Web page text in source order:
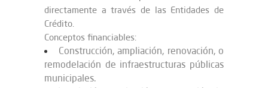
directamente a través de las Entidades de
Crédito.
Conceptos financiables:
Construcción, ampliación, renovación, o
remodelación de infraestructuras públicas
municipales.